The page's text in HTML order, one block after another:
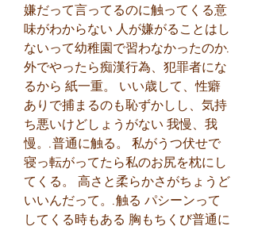
嫌だって言ってるのに触ってくる意
味がわからない 人が嫌がることはし
ないって幼稚園で習わなかったのか.
外でやったら痴漢行為、犯罪者にな
るから 紙一重。 いい歳して、性癖
ありで捕まるのも恥ずかしし、気持
ち悪いけどしょうがない 我慢、我
慢。.普通に触る。 私がうつ伏せで
寝っ転がってたら私のお尻を枕にし
てくる。 高さと柔らかさがちょうど
いいんだって。.触る パシーンって
してくる時もある 胸もちくび普通に